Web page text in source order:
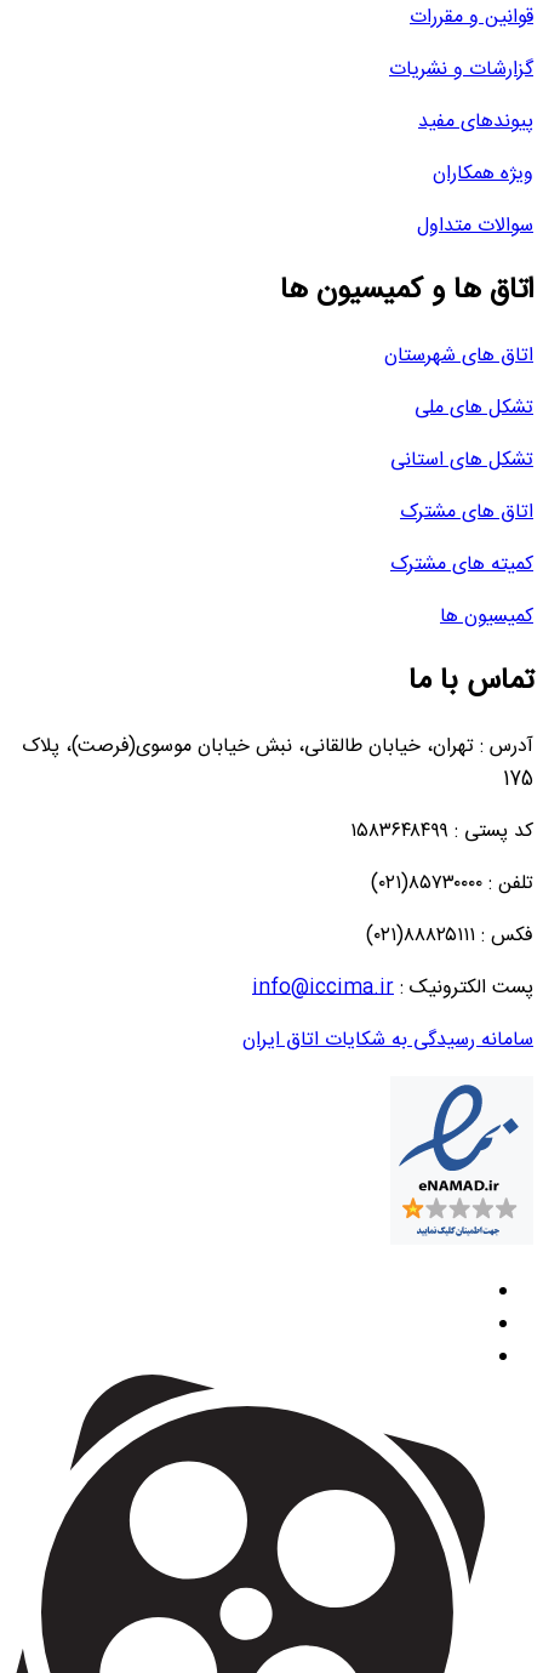
قوانین و مقررات
گزارشات و نشریات
پیوندهای مفید
ویژه همکاران
سوالات متداول
اتاق ها و کمیسیون ها
اتاق های شهرستان
تشکل های ملی
تشکل های استانی
اتاق های مشترک
کمیته های مشترک
کمیسیون ها
تماس با ما
آدرس : تهران، خیابان طالقانی، نبش خیابان موسوی(فرصت)، پلاک
175
کد پستی : ۱۵۸۳۶۴۸۴۹۹
تلفن : ۸۵۷۳۰۰۰۰(۰۲۱)
فکس : ۸۸۸۲۵۱۱۱(۰۲۱)
پست الکترونیک :info@iccima.ir
سامانه رسیدگی به شکایات اتاق ایران